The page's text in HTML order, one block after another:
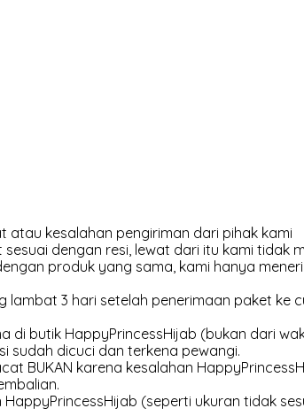
atau kesalahan pengiriman dari pihak kami
dengan resi, lewat dari itu kami tidak
produk yang sama, kami hanya
lambat 3 hari setelah penerimaan paket ke
di butik HappyPrincessHijab (bukan dari
sudah dicuci dan terkena pewangi.
BUKAN karena kesalahan
(seperti ukuran tidak